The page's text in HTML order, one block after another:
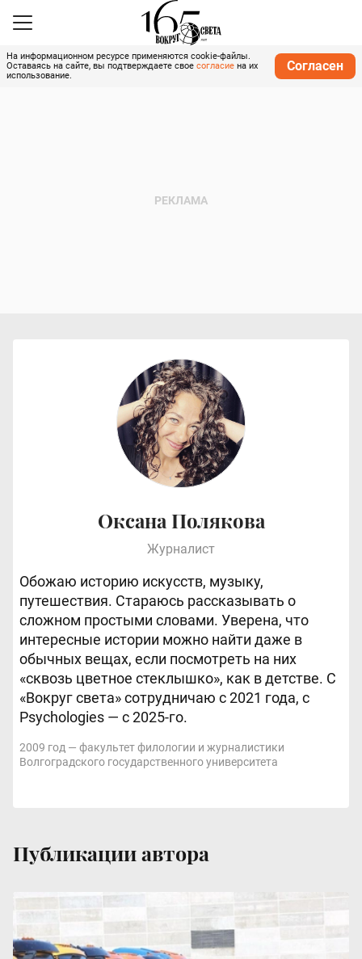
На информационном ресурсе применяются cookie-файлы.
Оставаясь на сайте, вы подтверждаете свое согласие на их
использование.
Согласен
Оксана Полякова
Журналист
Обожаю историю искусств, музыку,
путешествия. Стараюсь рассказывать о
сложном простыми словами. Уверена, что
интересные истории можно найти даже в
обычных вещах, если посмотреть на них
«сквозь цветное стеклышко», как в детстве. С
«Вокруг света» сотрудничаю с 2021 года, с
Psychologies — c 2025-го.
2009 год — факультет филологии и журналистики
Волгоградского государственного университета
Публикации автора